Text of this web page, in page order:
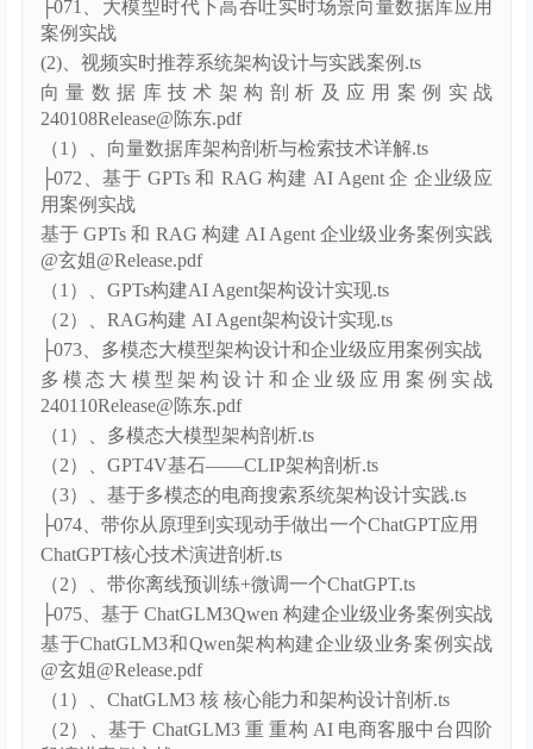
（1）、LLM 大模型在线推理架构设计&LLM 大模型
在线推理服务部署治理实现.ts
├071、大模型时代下高吞吐实时场景向量数据库应用
案例实战
(2)、视频实时推荐系统架构设计与实践案例.ts
向量数据库技术架构剖析及应用案例实战
240108Release@陈东.pdf
（1）、向量数据库架构剖析与检索技术详解.ts
├072、基于 GPTs 和 RAG 构建 AI Agent 企 企业级应
用案例实战
基于 GPTs 和 RAG 构建 AI Agent 企业级业务案例实践
@玄姐@Release.pdf
（1）、GPTs构建AI Agent架构设计实现.ts
（2）、RAG构建 AI Agent架构设计实现.ts
├073、多模态大模型架构设计和企业级应用案例实战
多模态大模型架构设计和企业级应用案例实战
240110Release@陈东.pdf
（1）、多模态大模型架构剖析.ts
（2）、GPT4V基石——CLIP架构剖析.ts
（3）、基于多模态的电商搜索系统架构设计实践.ts
├074、带你从原理到实现动手做出一个ChatGPT应用
ChatGPT核心技术演进剖析.ts
（2）、带你离线预训练+微调一个ChatGPT.ts
├075、基于 ChatGLM3Qwen 构建企业级业务案例实战
基于ChatGLM3和Qwen架构构建企业级业务案例实战
@玄姐@Release.pdf